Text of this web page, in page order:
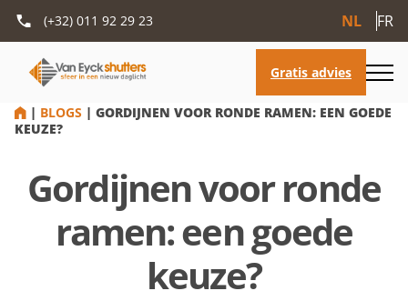
(+32) 011 92 29 23 NL FR
HOME
| BLOGS | GORDIJNEN VOOR RONDE RAMEN: EEN GOEDE
KEUZE?
Gordijnen voor ronde
ramen: een goede
keuze?